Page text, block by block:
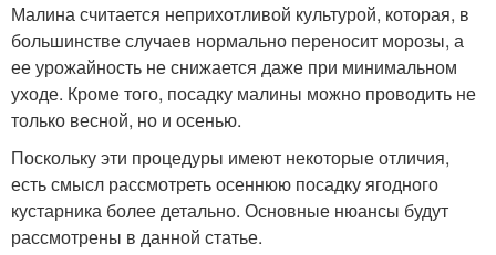
Малина считается неприхотливой культурой, которая, в
большинстве случаев нормально переносит морозы, а
ее урожайность не снижается даже при минимальном
уходе. Кроме того, посадку малины можно проводить не
только весной, но и осенью.
Поскольку эти процедуры имеют некоторые отличия,
есть смысл рассмотреть осеннюю посадку ягодного
кустарника более детально. Основные нюансы будут
рассмотрены в данной статье.